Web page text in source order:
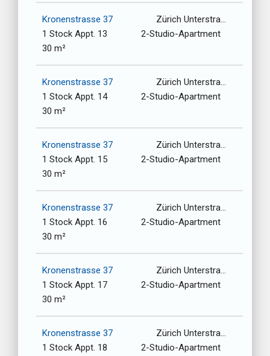
Kronenstrasse 37
Zürich Unterstrasse-Oberstrasse / 8006
1 Stock Appt. 13
2-Studio-Apartment
30 m²
Kronenstrasse 37
Zürich Unterstrasse-Oberstrasse / 8006
1 Stock Appt. 14
2-Studio-Apartment
30 m²
Kronenstrasse 37
Zürich Unterstrasse-Oberstrasse / 8006
1 Stock Appt. 15
2-Studio-Apartment
30 m²
Kronenstrasse 37
Zürich Unterstrasse-Oberstrasse / 8006
1 Stock Appt. 16
2-Studio-Apartment
30 m²
Kronenstrasse 37
Zürich Unterstrasse-Oberstrasse / 8006
1 Stock Appt. 17
2-Studio-Apartment
30 m²
Kronenstrasse 37
Zürich Unterstrasse-Oberstrasse / 8006
1 Stock Appt. 18
2-Studio-Apartment